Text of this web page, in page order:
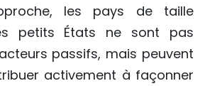
les pays de taille
petits États ne sont pas
passifs, mais peuvent
activement à façonner